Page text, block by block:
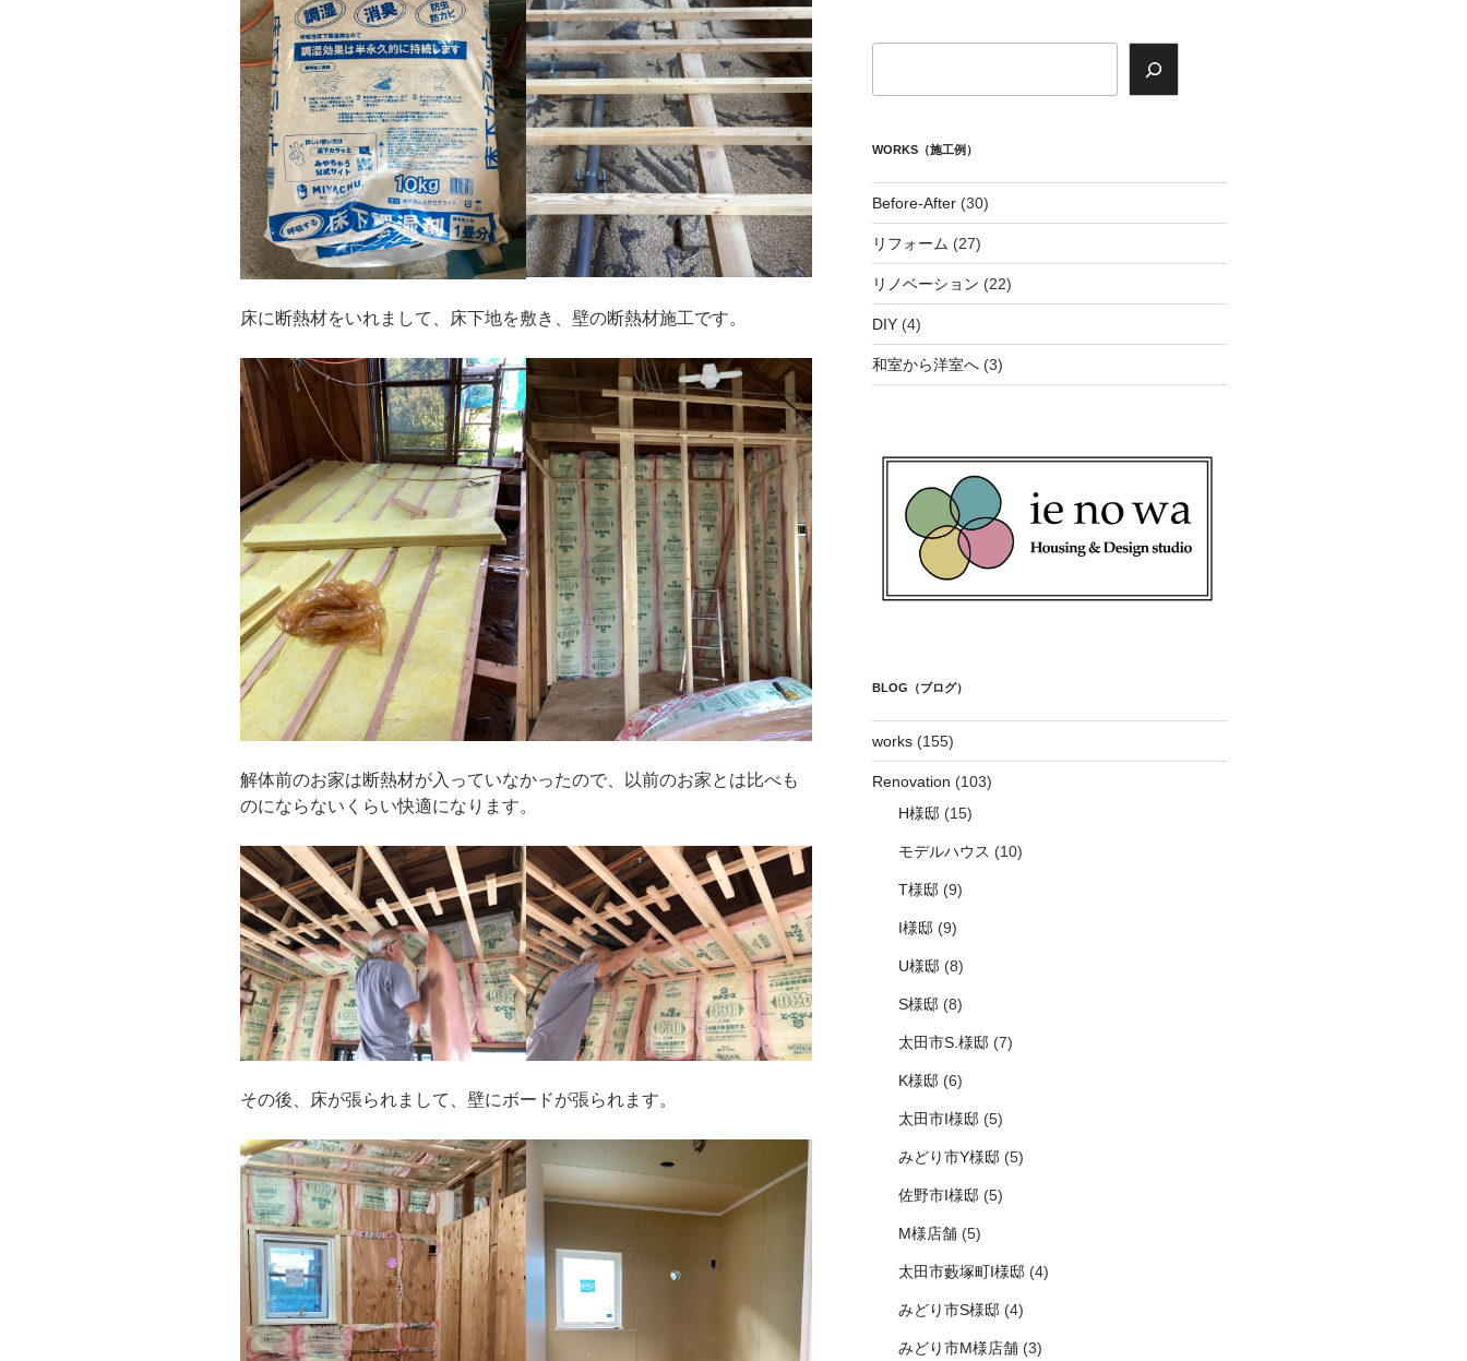
床に断熱材をいれまして、床下地を敷き、壁の断熱材施工です。
解体前のお家は断熱材が入っていなかったので、以前のお家とは比べも
のにならないくらい快適になります。
その後、床が張られまして、壁にボードが張られます。
WORKS（施工例）
Before-After(30)
リフォーム (27)
リノベーション (22)
DIY(4)
和室から洋室へ(3)
BLOG（ブログ）
works(155)
Renovation (103)
H様邸 (15)
モデルハウス (10)
T様邸 (9)
I様邸 (9)
U様邸 (8)
S様邸 (8)
太田市S.様邸 (7)
K様邸 (6)
太田市I様邸 (5)
みどり市Y様邸 (5)
佐野市I様邸 (5)
M様店舗(5)
太田市藪塚町I様邸 (4)
みどり市S様邸 (4)
みどり市M様店舗(3)